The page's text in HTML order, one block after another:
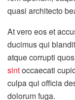
quasi architecto
At vero eos et
ducimus qui
atque corrupti
sintoccaecati
culpa qui officia
dolorum fuga.